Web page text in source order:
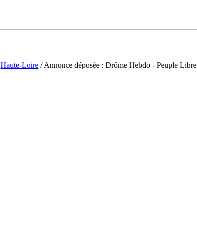
Haute-Loire / Annonce déposée : Drôme Hebdo - Peuple Libre